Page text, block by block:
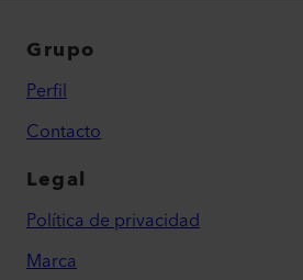
Grupo
Perfil
Contacto
Legal
Política de privacidad
Marca